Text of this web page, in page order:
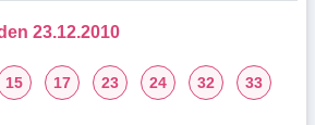
23.12.2010
15 17 23 24 32
33